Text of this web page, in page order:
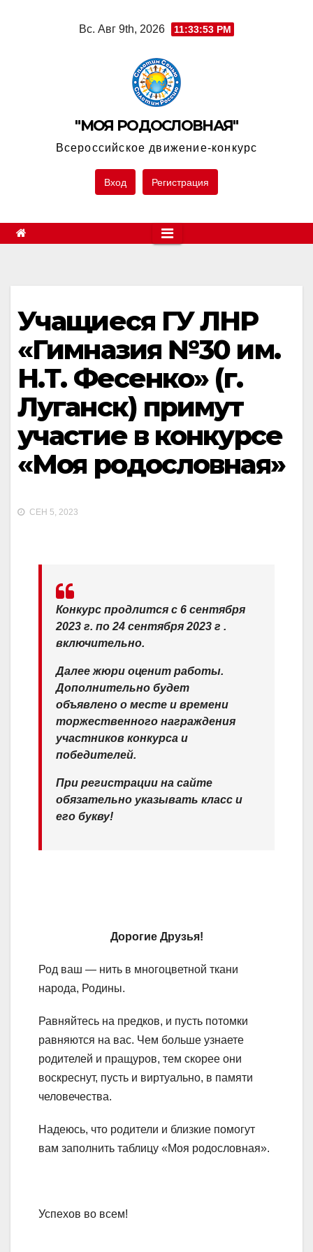
Вс. Авг 9th, 2026 11:33:53 PM
"МОЯ РОДОСЛОВНАЯ"
Всероссийское движение-конкурс
Вход Регистрация
Учащиеся ГУ ЛНР
«Гимназия №30 им.
Н.Т. Фесенко» (г.
Луганск) примут
участие в конкурсе
«Моя родословная»
СЕН 5, 2023
Конкурс продлится с 6 сентября
2023 г. по 24 сентября 2023 г .
включительно.
Далее жюри оценит работы.
Дополнительно будет
объявлено о месте и времени
торжественного награждения
участников конкурса и
победителей.
При регистрации на сайте
обязательно указывать класс и
его букву!
Дорогие Друзья!
Род ваш — нить в многоцветной ткани
народа, Родины.
Равняйтесь на предков, и пусть потомки
равняются на вас. Чем больше узнаете
родителей и пращуров, тем скорее они
воскреснут, пусть и виртуально, в памяти
человечества.
Надеюсь, что родители и близкие помогут
вам заполнить таблицу «Моя родословная».
Успехов во всем!